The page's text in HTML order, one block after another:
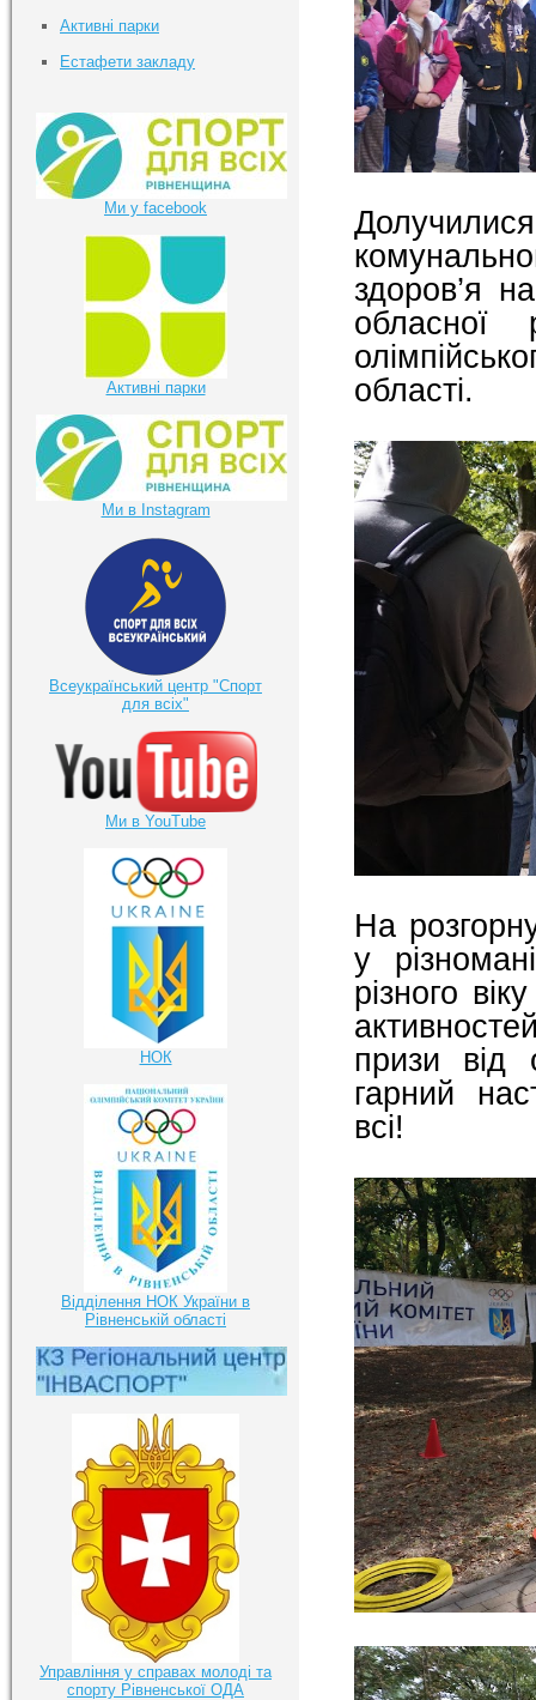
здоров’я
обласної
області.
На
у
різного
призи від
гарний
всі!
Активні парки
Естафети закладу
Ми у facebook
Активні парки
Ми в Instagram
Всеукраїнський центр "Спорт
для всіх"
Ми в YouTube
НОК
Відділення НОК України в
Рівненській області
Управління у справах молоді та
спорту Рівненської ОДА